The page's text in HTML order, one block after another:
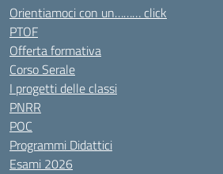
Orientiamoci con un……… click
PTOF
Offerta formativa
Corso Serale
I progetti delle classi
PNRR
POC
Programmi Didattici
Esami 2026